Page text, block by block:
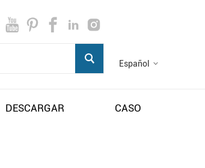
Español
DESCARGAR CASO